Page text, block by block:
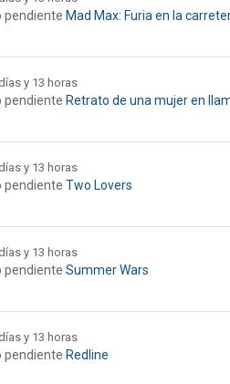
pendiente Mad Max: Furia en la
y 13 horas
pendiente Retrato de una mujer en
y 13 horas
pendiente Two Lovers
y 13 horas
pendiente Summer Wars
y 13 horas
pendiente Redline